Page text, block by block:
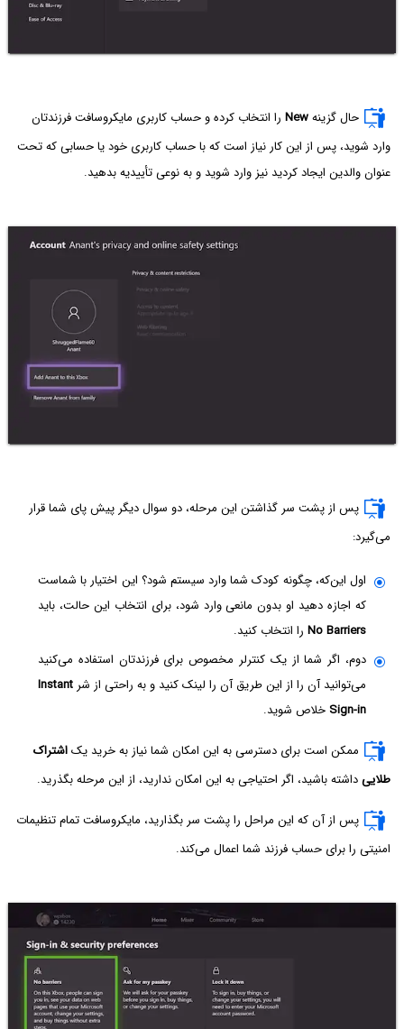
حال گزینهNew را انتخاب کرده و حساب کاربری مایکروسافت فرزندتان
وارد شوید، پس از این کار نیاز است که با حساب کاربری خود یا حسابی که تحت
عنوان والدین ایجاد کردید نیز وارد شوید و به نوعی تأییدیه بدهید.
پس از پشت سر گذاشتن این مرحله، دو سوال دیگر پیش پای شما قرار
می‌گیرد:
اول این‌که، چگونه کودک شما وارد سیستم شود؟ این اختیار با شماست
که اجازه دهید او بدون مانعی وارد شود، برای انتخاب این حالت، باید
No Barriers را انتخاب کنید.
دوم، اگر شما از یک کنترلر مخصوص برای فرزندتان استفاده می‌کنید
می‌توانید آن را از این طریق آن را لینک کنید و به راحتی از شر Instant
Sign-in خلاص شوید.
ممکن است برای دسترسی به این امکان شما نیاز به خرید یکاشتراک
طلاییداشته باشید، اگر احتیاجی به این امکان ندارید، از این مرحله بگذرید.
پس از آن که این مراحل را پشت سر بگذارید، مایکروسافت تمام تنظیمات
امنیتی را برای حساب فرزند شما اعمال می‌کند.